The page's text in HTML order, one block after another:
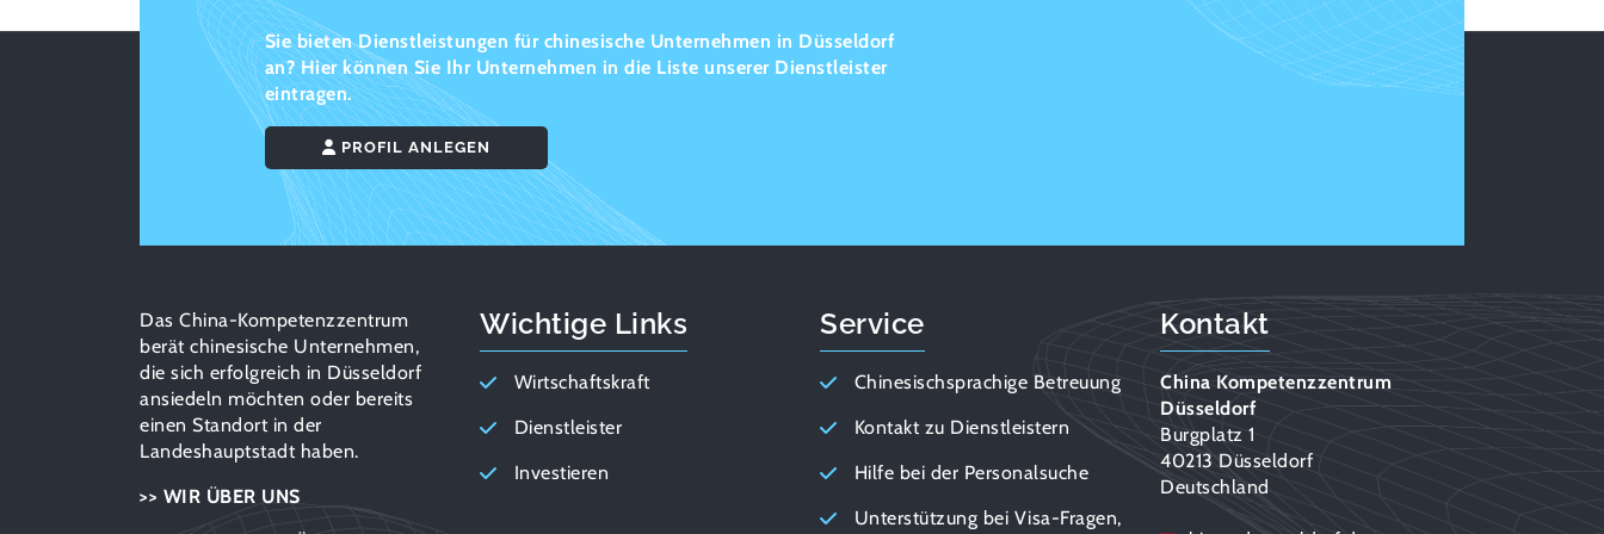
Sie bieten Dienstleistungen für chinesische Unternehmen in Düsseldorf
an? Hier können Sie Ihr Unternehmen in die Liste unserer Dienstleister
eintragen.
PROFIL ANLEGEN
Das China-Kompetenzzentrum
berät chinesische Unternehmen,
die sich erfolgreich in Düsseldorf
ansiedeln möchten oder bereits
einen Standort in der
Landeshauptstadt haben.
>> WIR ÜBER UNS
Wichtige Links
Wirtschaftskraft
Dienstleister
Investieren
Service
Chinesischsprachige Betreuung
Kontakt zu Dienstleistern
Hilfe bei der Personalsuche
Unterstützung bei Visa-Fragen,
Kontakt
China Kompetenzzentrum
Düsseldorf
Burgplatz 1
40213 Düsseldorf
Deutschland